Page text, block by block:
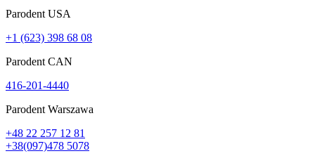
Parodent USА
+1 (623) 398 68 08
Parodent CAN
416-201-4440
Parodent Warszawa
+48 22 257 12 81
+38(097)478 5078